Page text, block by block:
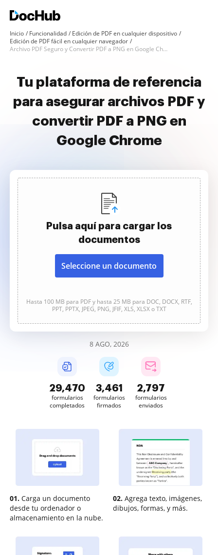
Inicio Funcionalidad
Edición de PDF en cualquier dispositivo
Edición de PDF fácil en cualquier navegador
Archivo PDF Seguro y Convertir PDF a PNG en Google Chrome
Tu plataforma de referencia
para asegurar archivos PDF y
convertir PDF a PNG en
Google Chrome
Pulsa aquí para cargar los
documentos
Seleccione un documento
Hasta 100 MB para PDF y hasta 25 MB para DOC, DOCX, RTF,
PPT, PPTX, JPEG, PNG, JFIF, XLS, XLSX o TXT
8 AGO, 2026
29,470
formularios
completados
3,461
formularios
firmados
2,797
formularios
enviados
01. Carga un documento
desde tu ordenador o
almacenamiento en la nube.
02. Agrega texto, imágenes,
dibujos, formas, y más.